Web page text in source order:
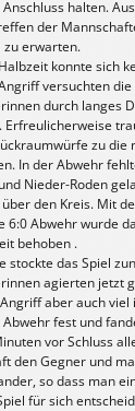
halten.
der
zu erwarten.
konnte sich
versuchten die
durch langes
Erfreulicherweise
zu die
In der Abwehr
Nieder-Roden
den Kreis. Mit
6:0 Abwehr wurde
behoben .
stockte das Spiel
agierten jetzt
aber auch viel
fest und
vor Schluss
den Gegner und
so dass man
für sich